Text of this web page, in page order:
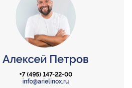
Алексей Петров
+7 (495) 147-22-00
info@arielinox.ru